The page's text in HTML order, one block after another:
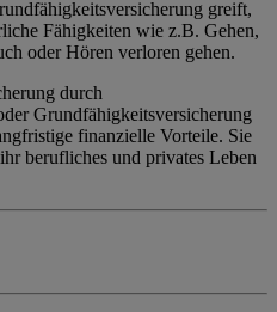
greift,
Fähigkeiten wie z.B. Gehen,
oder Hören verloren gehen.
durch
Grundfähigkeitsversicherung
finanzielle Vorteile. Sie
berufliches und privates Leben